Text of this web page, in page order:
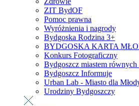
ZIT BydOF
Pomoc prawna
Wyróżnienia i nagrody
Bydgoska Rodzina 3+
BYDGOSKA KARTA
Konkurs Fotograficzny
Bydgoszcz miastem równych
Bydgoszcz Informuje
Urban Lab - Miasto dla
Urodziny Bydgoszczy